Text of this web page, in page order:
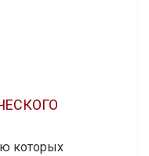
которых